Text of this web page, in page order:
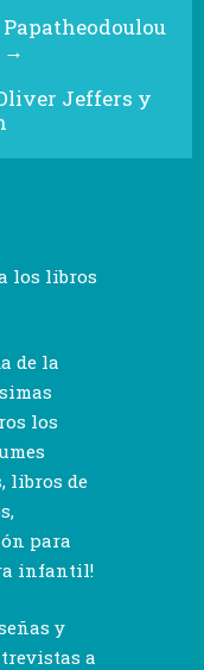
→
Jeffers y
los libros
de la
los
libros de
para
infantil!
y
a